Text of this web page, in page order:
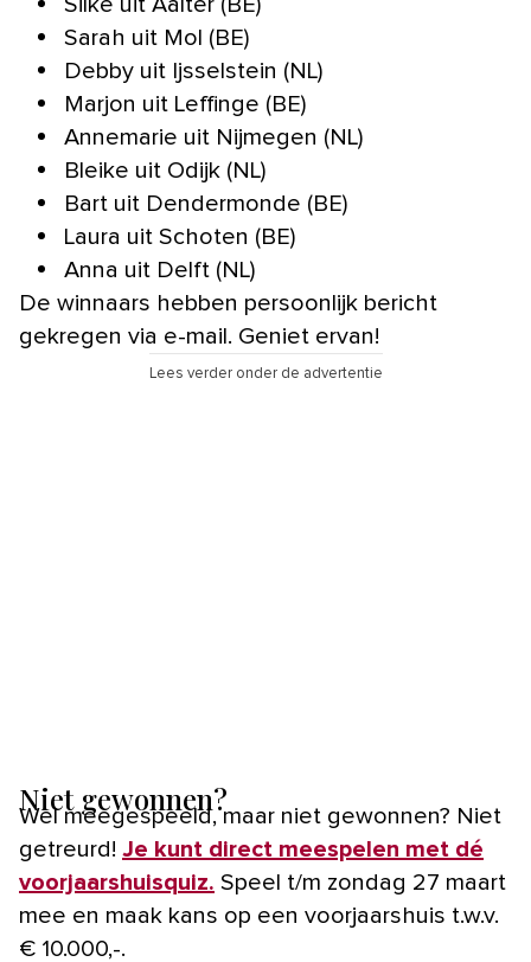
Sarah uit Mol (BE)
Debby uit Ijsselstein (NL)
Marjon uit Leffinge (BE)
Annemarie uit Nijmegen (NL)
Bleike uit Odijk (NL)
Bart uit Dendermonde (BE)
Laura uit Schoten (BE)
Anna uit Delft (NL)
De winnaars hebben persoonlijk bericht
gekregen via e-mail. Geniet ervan!
Lees verder onder de advertentie
Niet gewonnen?
Wel meegespeeld, maar niet gewonnen? Niet
getreurd! Je kunt direct meespelen met dé
voorjaarshuisquiz. Speel t/m zondag 27 maart
mee en maak kans op een voorjaarshuis t.w.v.
€ 10.000,-.